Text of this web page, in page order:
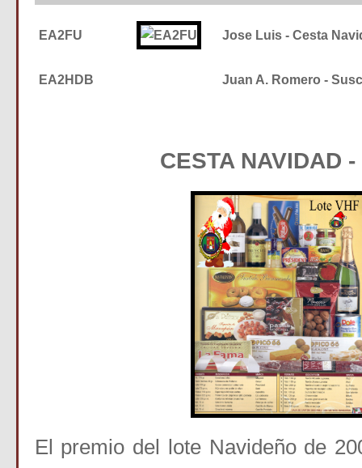
EA2FU Jose Luis - Cesta
EA2HDB Juan A. Romero -
CESTA NAVIDAD -
El premio del lote Navideño de